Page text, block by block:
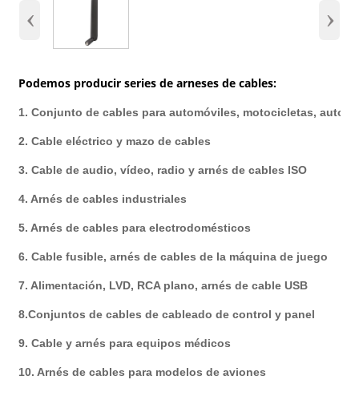
‹ ›
Podemos producir series de arneses de cables:
1. Conjunto de cables para automóviles, motocicletas,
2. Cable eléctrico y mazo de cables
3. Cable de audio, vídeo, radio y arnés de cables ISO
4. Arnés de cables industriales
5. Arnés de cables para electrodomésticos
6. Cable fusible, arnés de cables de la máquina de juego
7. Alimentación, LVD, RCA plano, arnés de cable USB
8.Conjuntos de cables de cableado de control y panel
9. Cable y arnés para equipos médicos
10. Arnés de cables para modelos de aviones